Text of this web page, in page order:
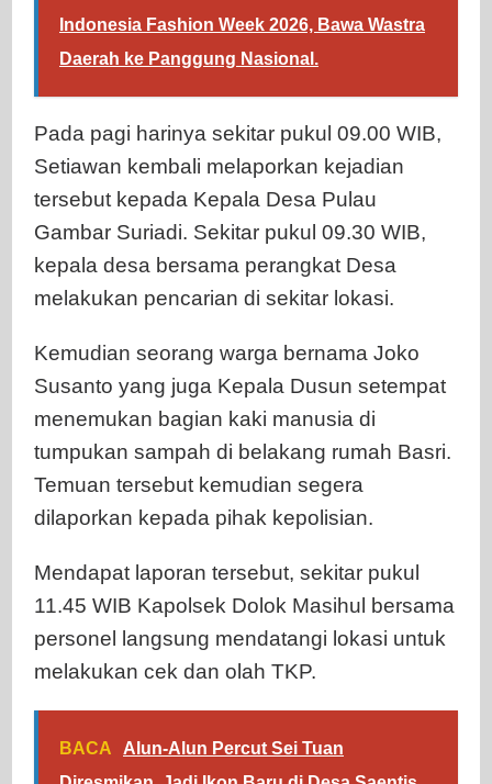
Indonesia Fashion Week 2026, Bawa Wastra
Daerah ke Panggung Nasional.
Pada pagi harinya sekitar pukul 09.00 WIB,
Setiawan kembali melaporkan kejadian
tersebut kepada Kepala Desa Pulau
Gambar Suriadi. Sekitar pukul 09.30 WIB,
kepala desa bersama perangkat Desa
melakukan pencarian di sekitar lokasi.
Kemudian seorang warga bernama Joko
Susanto yang juga Kepala Dusun setempat
menemukan bagian kaki manusia di
tumpukan sampah di belakang rumah Basri.
Temuan tersebut kemudian segera
dilaporkan kepada pihak kepolisian.
Mendapat laporan tersebut, sekitar pukul
11.45 WIB Kapolsek Dolok Masihul bersama
personel langsung mendatangi lokasi untuk
melakukan cek dan olah TKP.
BACA
Alun-Alun Percut Sei Tuan